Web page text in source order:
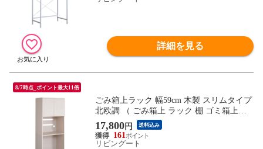
詳細を見る
8/7時点_ポイント最大11倍
ごみ箱上ラック 幅59cm 木製 スリムタイプ
北欧調 （ ごみ箱上 ラック 棚 ゴミ箱上収
納 収納 ダストボックス スリム 食器棚 キ
ッチン収納 台所 キッチン家具 シンプル 可
動棚 コンセント付 ）
17,800円 送料込み
161
リビングート